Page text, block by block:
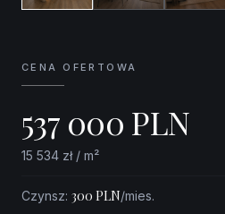
CENA OFERTOWA
537 000 PLN
15 534 zł / m²
Czynsz: 300 PLN/mies.